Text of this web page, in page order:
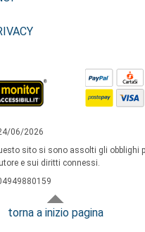
06/2026
sito si sono assolti gli obblighi
e sui diritti connessi.
torna a inizio pagina